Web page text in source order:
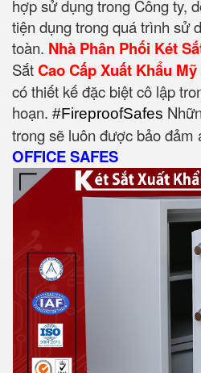
hợp sử dụng trong Công ty,
tiện dụng trong quá trình sử
toàn. Nhà Phân Phối Két
SắtCao Cấp Xuất Khẩu
có thiết kế đặc biệt cô lập
hoạn. #FireproofSafes
trong sẽ luôn được bảo đảm
OFFICE SAFES